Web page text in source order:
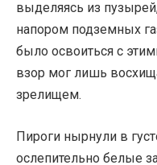
выделяясь из
напором подземных
было освоиться с
взор мог лишь
зрелищем.
Пироги нырнули в
ослепительно белые